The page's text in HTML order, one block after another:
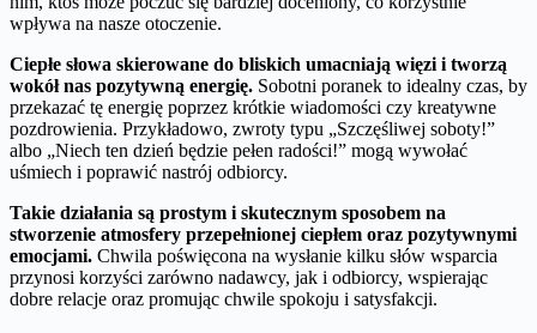
wpływa na nasze otoczenie.
Ciepłe słowa skierowane do bliskich umacniają więzi i tworzą
wokół nas pozytywną energię. Sobotni poranek to idealny czas, by
przekazać tę energię poprzez krótkie wiadomości czy kreatywne
pozdrowienia. Przykładowo, zwroty typu „Szczęśliwej soboty!”
albo „Niech ten dzień będzie pełen radości!” mogą wywołać
uśmiech i poprawić nastrój odbiorcy.
Takie działania są prostym i skutecznym sposobem na
stworzenie atmosfery przepełnionej ciepłem oraz pozytywnymi
emocjami. Chwila poświęcona na wysłanie kilku słów wsparcia
przynosi korzyści zarówno nadawcy, jak i odbiorcy, wspierając
dobre relacje oraz promując chwile spokoju i satysfakcji.